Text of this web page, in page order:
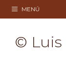
Saltar
al
MENÚ
© Luis